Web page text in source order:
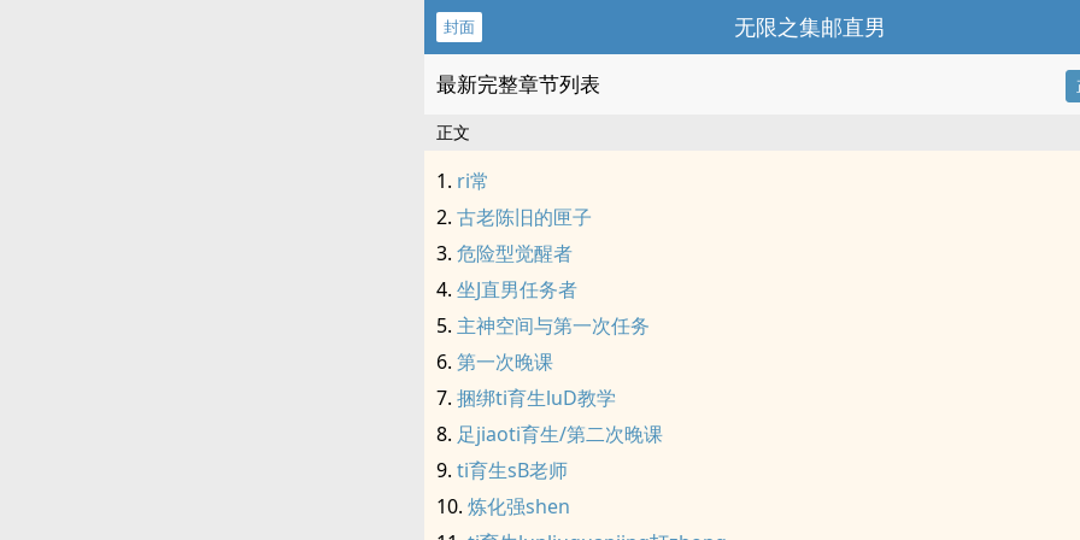
封面 无限之集邮直男
最新完整章节列表
正文
ri常
古老陈旧的匣子
危险型觉醒者
坐J直男任务者
主神空间与第一次任务
第一次晚课
捆绑ti育生luD教学
足jiaoti育生/第二次晚课
ti育生sB老师
炼化强shen